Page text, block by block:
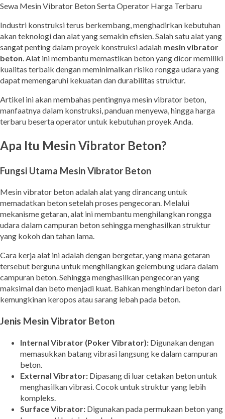
Sewa Mesin Vibrator Beton Serta Operator Harga Terbaru
Industri konstruksi terus berkembang, menghadirkan kebutuhan
akan teknologi dan alat yang semakin efisien. Salah satu alat yang
sangat penting dalam proyek konstruksi adalah mesin vibrator
beton . Alat ini membantu memastikan beton yang dicor memiliki
kualitas terbaik dengan meminimalkan risiko rongga udara yang
dapat memengaruhi kekuatan dan durabilitas struktur.
Artikel ini akan membahas pentingnya mesin vibrator beton,
manfaatnya dalam konstruksi, panduan menyewa, hingga harga
terbaru beserta operator untuk kebutuhan proyek Anda.
Apa Itu Mesin Vibrator Beton?
Fungsi Utama Mesin Vibrator Beton
Mesin vibrator beton adalah alat yang dirancang untuk
memadatkan beton setelah proses pengecoran. Melalui
mekanisme getaran, alat ini membantu menghilangkan rongga
udara dalam campuran beton sehingga menghasilkan struktur
yang kokoh dan tahan lama.
Cara kerja alat ini adalah dengan bergetar, yang mana getaran
tersebut berguna untuk menghilangkan gelembung udara dalam
campuran beton. Sehingga menghasilkan pengecoran yang
maksimal dan beto menjadi kuat. Bahkan menghindari beton dari
kemungkinan keropos atau sarang lebah pada beton.
Jenis Mesin Vibrator Beton
Internal Vibrator (Poker Vibrator): Digunakan dengan
memasukkan batang vibrasi langsung ke dalam campuran
beton.
External Vibrator: Dipasang di luar cetakan beton untuk
menghasilkan vibrasi. Cocok untuk struktur yang lebih
kompleks.
Surface Vibrator: Digunakan pada permukaan beton yang